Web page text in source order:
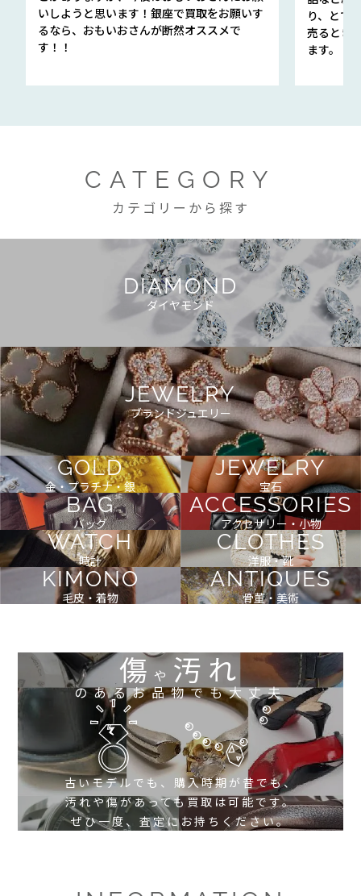
いしようと思います！銀座で買取をお願いす
るなら、おもいおさんが断然オススメで
す！！
り、とて
売るとき
ます。
CATEGORY
カテゴリーから探す
DIAMOND
ダイヤモンド
JEWELRY
ブランドジュエリー
GOLD
金・プラチナ・銀
JEWELRY
宝石
BAG
バッグ
ACCESSORIES
アクセサリー・小物
WATCH
時計
CLOTHES
洋服・靴
KIMONO
毛皮・着物
ANTIQUES
骨董・美術
傷や 汚れ
のあるお品物でも大丈夫
古いモデルでも、購入時期が昔でも、
汚れや傷があっても買取は可能です。
ぜひ一度、査定にお持ちください。